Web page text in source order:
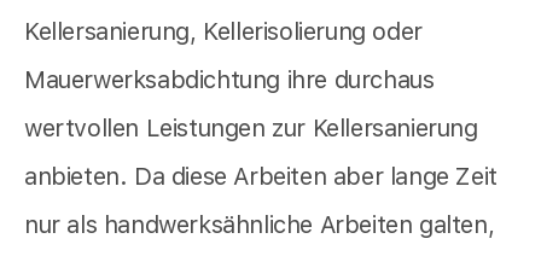
Kellersanierung, Kellerisolierung oder
Mauerwerksabdichtung ihre durchaus
wertvollen Leistungen zur Kellersanierung
anbieten. Da diese Arbeiten aber lange Zeit
nur als handwerksähnliche Arbeiten galten,